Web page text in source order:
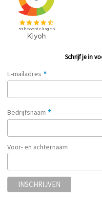
Schrijf je in
E-mailadres *
Bedrijfsnaam *
Voor- en achternaam